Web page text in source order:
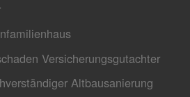
Versicherungsgutachter
Altbausanierung